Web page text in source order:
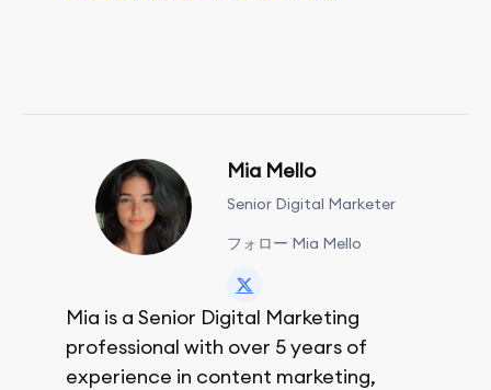
Mia Mello
Senior Digital Marketer
フォロー Mia Mello
Mia is a Senior Digital Marketing
professional with over 5 years of
experience in content marketing,